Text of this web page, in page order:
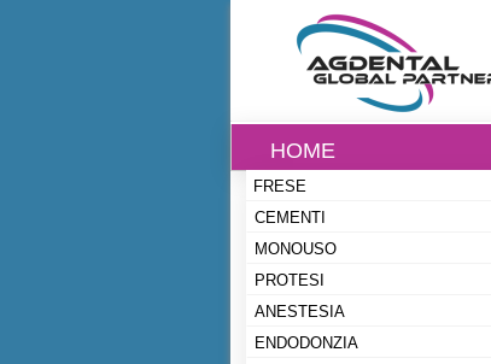
HOME
FRESE
CEMENTI
MONOUSO
PROTESI
ANESTESIA
ENDODONZIA